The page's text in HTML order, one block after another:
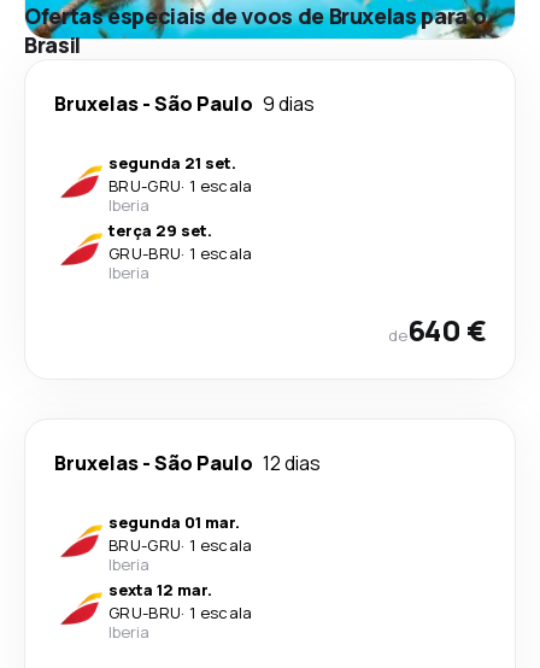
Ofertas especiais de voos de Bruxelas para o
Brasil
Bruxelas-São Paulo 9 dias
segunda 21 set.
BRU-GRU· 1 escala
Iberia
terça 29 set.
GRU-BRU· 1 escala
Iberia
de640 €
Bruxelas-São Paulo 12 dias
segunda 01 mar.
BRU-GRU· 1 escala
Iberia
sexta 12 mar.
GRU-BRU· 1 escala
Iberia